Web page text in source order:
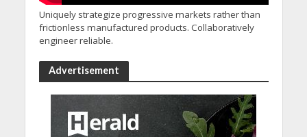
Uniquely strategize progressive markets rather than
frictionless manufactured products. Collaboratively
engineer reliable.
Advertisement